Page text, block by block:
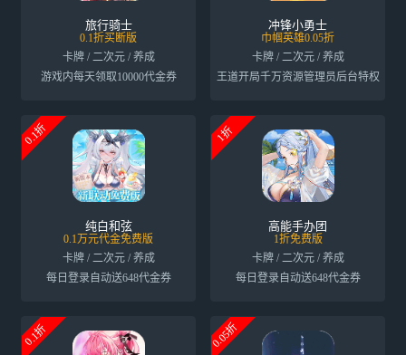
旅行骑士
0.1折买断版
卡牌 / 二次元 / 养成
游戏内每天领取10000代金券
冲锋小勇士
巾帼英雄0.05折
卡牌 / 二次元 / 养成
王道开局千万资源管理员后台特权
0.1折
纯白和弦
0.1万元代金免费版
卡牌 / 二次元 / 养成
每日登录自动送648代金券
1折
高能手办团
1折免费版
卡牌 / 二次元 / 养成
每日登录自动送648代金券
0.1折 0.05折